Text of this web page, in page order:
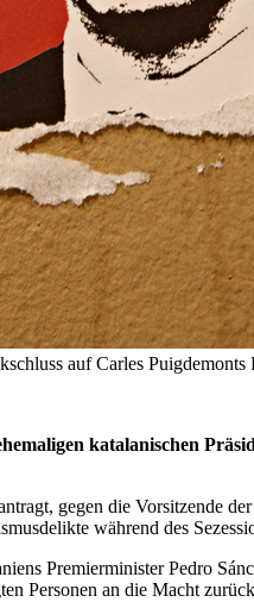
auf Carles
katalanischen
gegen die Vorsitzende
während des
Premierminister Pedro
Personen an die Macht